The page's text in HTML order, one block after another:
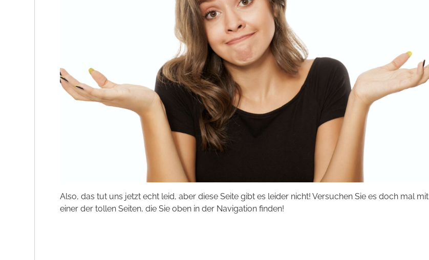
Also, das tut uns jetzt echt leid, aber diese Seite gibt es leider nicht! Versuchen Sie es doch mal mit
einer der tollen Seiten, die Sie oben in der Navigation finden!